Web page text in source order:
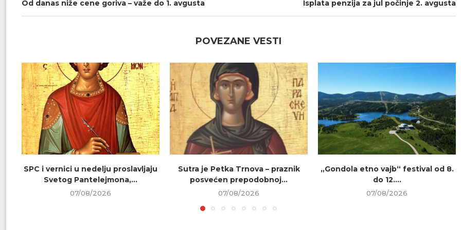
Od danas niže cene goriva – važe do 1. avgusta Isplata penzija za jul počinje 2. avgusta
POVEZANE VESTI
SPC i vernici u nedelju proslavljaju
Svetog Pantelejmona,...
07/08/2026
Sutra je Petka Trnova – praznik
posvećen prepodobnoj...
07/08/2026
„Gondola etno vajb“ festival od 8.
do 12....
07/08/2026